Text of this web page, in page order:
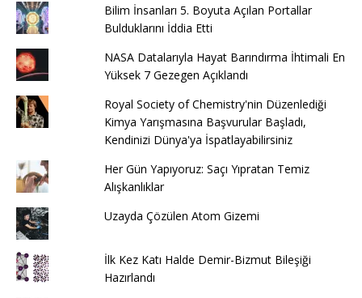
Bilim İnsanları 5. Boyuta Açılan Portallar
Bulduklarını İddia Etti
NASA Datalarıyla Hayat Barındırma İhtimali En
Yüksek 7 Gezegen Açıklandı
Royal Society of Chemistry'nin Düzenlediği
Kimya Yarışmasına Başvurular Başladı,
Kendinizi Dünya'ya İspatlayabilirsiniz
Her Gün Yapıyoruz: Saçı Yıpratan Temiz
Alışkanlıklar
Uzayda Çözülen Atom Gizemi
İlk Kez Katı Halde Demir-Bizmut Bileşiği
Hazırlandı